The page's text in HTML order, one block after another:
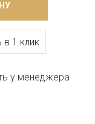
в 1 клик
у менеджера